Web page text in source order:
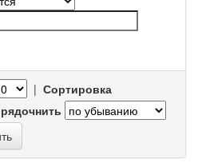
| Сортировка